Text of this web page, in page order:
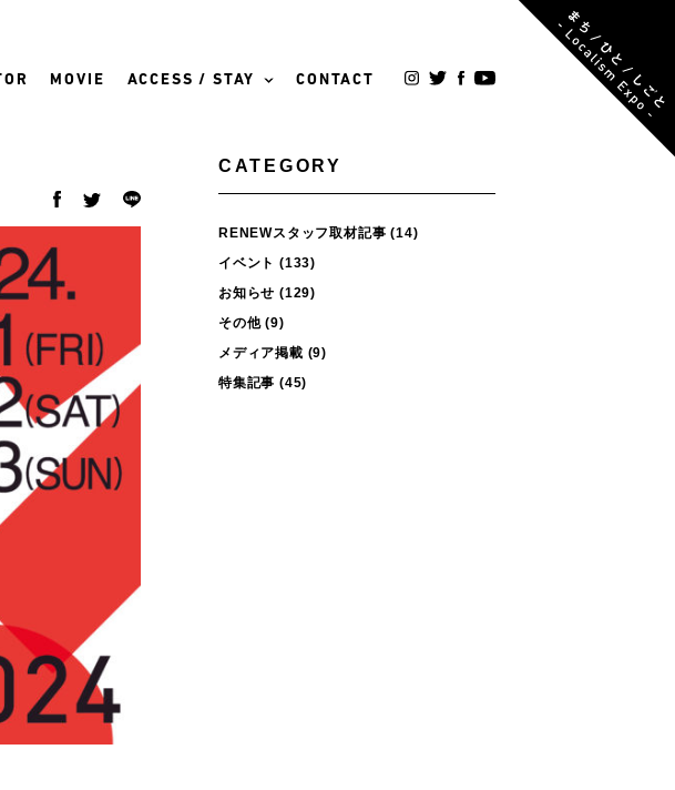
MOVIE ACCESS / STAY CONTACT
CATEGORY
RENEWスタッフ取材記事 (14)
イベント (133)
お知らせ (129)
その他(9)
メディア掲載 (9)
特集記事 (45)